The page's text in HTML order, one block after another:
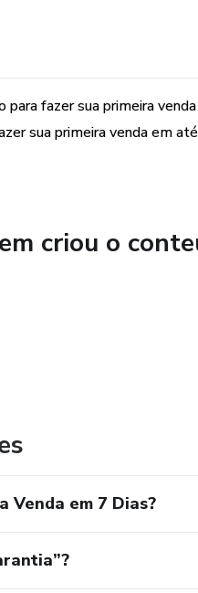
fazer sua primeira
sua primeira venda em
criou o
Venda em 7 Dias?